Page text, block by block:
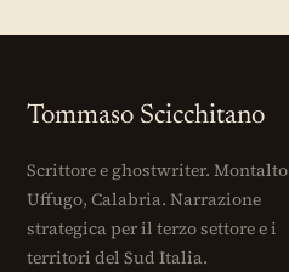
Tommaso Scicchitano
Scrittore e ghostwriter. Montalto
Uffugo, Calabria. Narrazione
strategica per il terzo settore e i
territori del Sud Italia.